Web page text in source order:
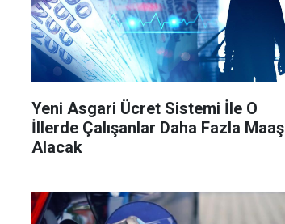
Yeni Asgari Ücret Sistemi İle O
İllerde Çalışanlar Daha Fazla Maaş
Alacak